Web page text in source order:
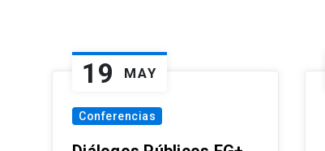
19 MAY
Conferencias